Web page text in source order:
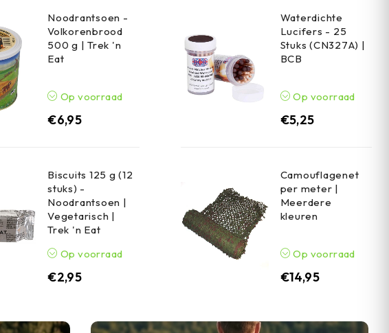
Noodrantsoen -
Volkorenbrood
500 g | Trek 'n
Eat
Op voorraad
€6,95
Waterdichte
Lucifers - 25
Stuks (CN327A) |
BCB
Op voorraad
€5,25
Biscuits 125 g (12
stuks) -
Noodrantsoen |
Vegetarisch |
Trek 'n Eat
Op voorraad
€2,95
Camouflagenet
per meter |
Meerdere
kleuren
Op voorraad
€14,95